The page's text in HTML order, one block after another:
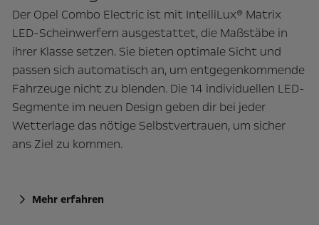
Der Opel Combo Electric ist mit IntelliLux® Matrix
LED-Scheinwerfern ausgestattet, die Maßstäbe in
ihrer Klasse setzen. Sie bieten optimale Sicht und
passen sich automatisch an, um entgegenkommende
Fahrzeuge nicht zu blenden. Die 14 individuellen LED-
Segmente im neuen Design geben dir bei jeder
Wetterlage das nötige Selbstvertrauen, um sicher
ans Ziel zu kommen.
Mehr erfahren